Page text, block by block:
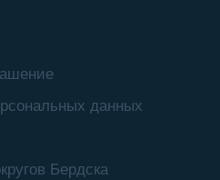
данных
Бердска